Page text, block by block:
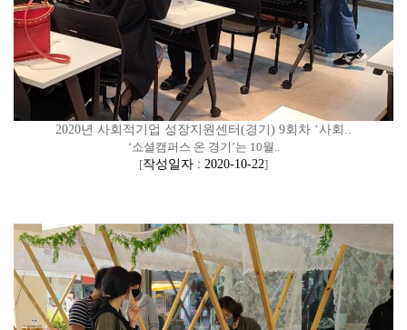
2020년 사회적기업 성장지원센터(경기) 9회차 ‘사회..
‘소셜캠퍼스 온 경기’는 10월..
[작성일자 : 2020-10-22]